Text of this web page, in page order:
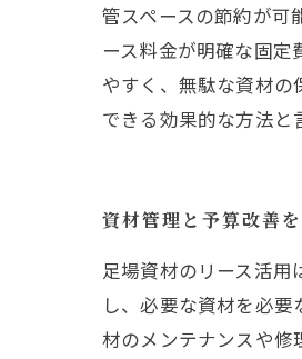
管スペースの節約が可
ース料金が明確な固
やすく、無駄な資材
できる効果的な方法と
資材管理と予算改善
足場資材のリース活用
し、必要な資材を必
材のメンテナンスや修